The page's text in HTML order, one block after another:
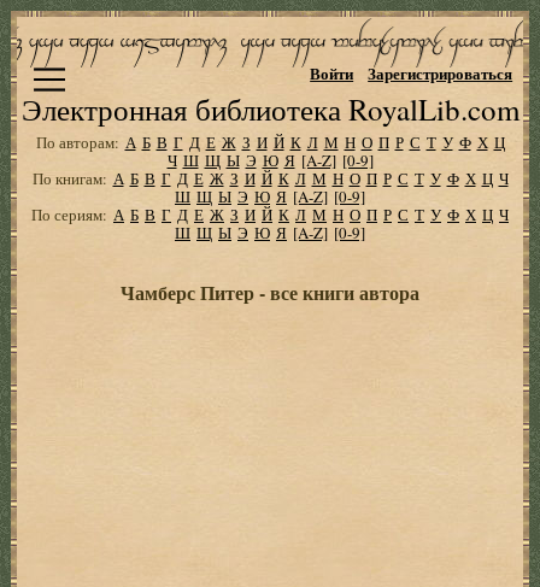
Электронная библиотека RoyalLib.com
Войти Зарегистрироваться
По авторам: А Б В Г Д Е Ж З И Й К Л М Н О П Р С Т У Ф Х Ц
Ч Ш Щ Ы Э Ю Я [A-Z] [0-9]
По книгам: А Б В Г Д Е Ж З И Й К Л М Н О П Р С Т У Ф Х Ц Ч
Ш Щ Ы Э Ю Я [A-Z] [0-9]
По сериям: А Б В Г Д Е Ж З И Й К Л М Н О П Р С Т У Ф Х Ц Ч
Ш Щ Ы Э Ю Я [A-Z] [0-9]
Чамберс Питер - все книги автора